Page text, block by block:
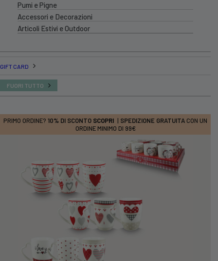
Pumi e Pigne
Accessori e Decorazioni
Articoli Estivi e Outdoor
GIFT CARD
FUORI TUTTO
PRIMO ORDINE? 10% DI SCONTO SCOPRI | SPEDIZIONE GRATUITA CON UN
ORDINE MINIMO DI 99€